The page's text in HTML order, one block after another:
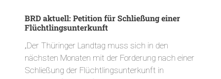
BRD aktuell: Petition für Schließung einer
Flüchtlingsunterkunft
„Der Thüringer Landtag muss sich in den
nächsten Monaten mit der Forderung nach einer
Schließung der Flüchtlingsunterkunft in